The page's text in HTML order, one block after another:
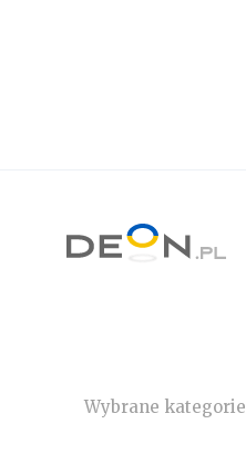
Wybrane kategorie